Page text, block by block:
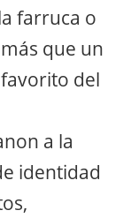
farruca o
que un
del
a la
identidad